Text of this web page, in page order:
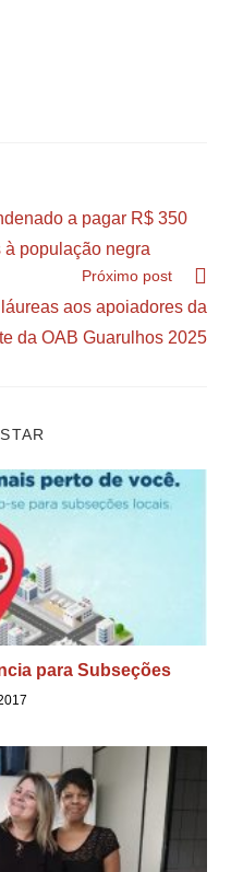
a pagar R$ 350
população negra
Próximo post
aos apoiadores da
da OAB Guarulhos 2025
para Subseções